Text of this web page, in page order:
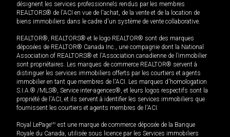
désignent les services professionnels rendus par les membres
REALTORS® de l'ACI en vue de l'achat, de la vente et de la location de
biens immobiliers dans le cadre d'un système de vente collaborative.
REALTOR®, REALTORS® et le logo REALTOR® sont des marques
déposées de REALTOR® Canada Inc., une compagnie dont la National
Association of REALTORS® et l'Association canadienne de l’immobilier
sont propriétaires. Les marques de commerce REALTOR® servent à
distinguer les services immobiliers offerts par les courtiers et agents
immobilier en tant que membres de l'ACI. Les marques d'homologation
S.I.A.® /MLS®, Service inter-agences®, et leurs logos respectifs sont la
propriété de l'ACI, et ils servent à identifier les services immobiliers que
fournissent les courtiers et agents membres de l'ACI.
Royal LePageMD est une marque de commerce déposée de la Banque
Royale du Canada, utilisée sous licence par les Services immobiliers